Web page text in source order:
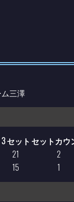
ム三澤
3 セット セットカウ
21 2
15 1